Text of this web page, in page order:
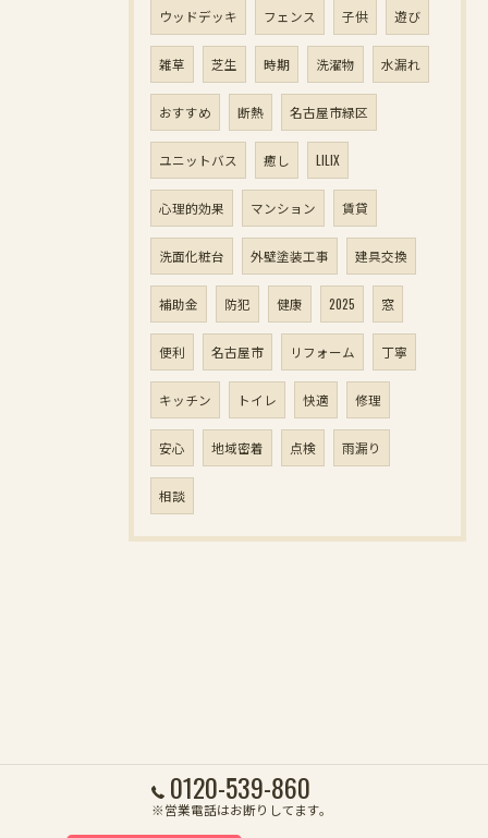
ウッドデッキ フェンス 子供 遊び
雑草 芝生 時期 洗濯物 水漏れ
おすすめ 断熱 名古屋市緑区
ユニットバス 癒し LILIX
心理的効果 マンション 賃貸
洗面化粧台 外壁塗装工事 建具交換
補助金 防犯 健康 2025 窓
便利 名古屋市 リフォーム 丁寧
キッチン トイレ 快適 修理
安心 地域密着 点検 雨漏り
相談
0120-539-860
※営業電話はお断りしてます。